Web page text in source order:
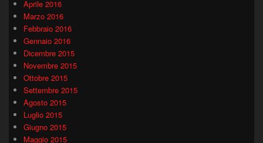
Aprile 2016
Marzo 2016
Febbraio 2016
Gennaio 2016
Dicembre 2015
Novembre 2015
Ottobre 2015
Settembre 2015
Agosto 2015
Luglio 2015
Giugno 2015
Maggio 2015